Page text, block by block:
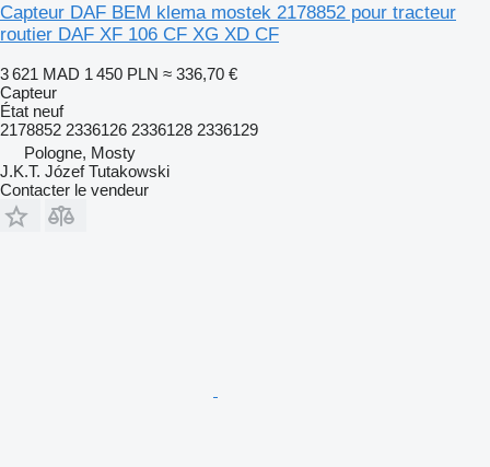
Capteur DAF BEM klema mostek 2178852 pour tracteur
routier DAF XF 106 CF XG XD CF
3 621 MAD 1 450 PLN ≈ 336,70 €
Capteur
État neuf
2178852 2336126 2336128 2336129
Pologne, Mosty
J.K.T. Józef Tutakowski
Contacter le vendeur